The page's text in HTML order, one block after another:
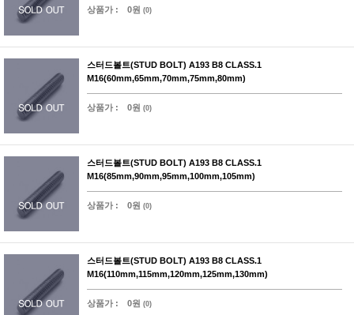
상품가 : 0원 (0)
스터드볼트(STUD BOLT) A193 B8 CLASS.1
M16(60mm,65mm,70mm,75mm,80mm)
상품가 : 0원 (0)
스터드볼트(STUD BOLT) A193 B8 CLASS.1
M16(85mm,90mm,95mm,100mm,105mm)
상품가 : 0원 (0)
스터드볼트(STUD BOLT) A193 B8 CLASS.1
M16(110mm,115mm,120mm,125mm,130mm)
상품가 : 0원 (0)